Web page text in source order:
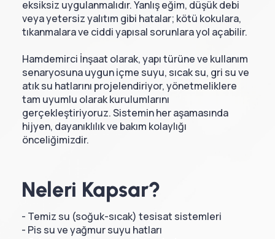
eksiksiz uygulanmalıdır. Yanlış eğim, düşük debi
veya yetersiz yalıtım gibi hatalar; kötü kokulara,
tıkanmalara ve ciddi yapısal sorunlara yol açabilir.
Hamdemirci İnşaat olarak, yapı türüne ve kullanım
senaryosuna uygun içme suyu, sıcak su, gri su ve
atık su hatlarını projelendiriyor, yönetmeliklere
tam uyumlu olarak kurulumlarını
gerçekleştiriyoruz. Sistemin her aşamasında
hijyen, dayanıklılık ve bakım kolaylığı
önceliğimizdir.
Neleri Kapsar?
- Temiz su (soğuk-sıcak) tesisat sistemleri
- Pis su ve yağmur suyu hatları